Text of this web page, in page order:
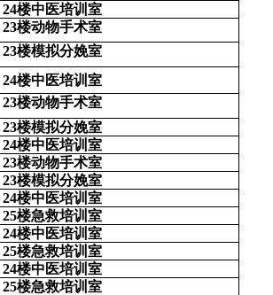
24楼中医培训室
23楼动物手术室
23楼模拟分娩室
24楼中医培训室
23楼动物手术室
23楼模拟分娩室
24楼中医培训室
23楼动物手术室
23楼模拟分娩室
24楼中医培训室
25楼急救培训室
24楼中医培训室
25楼急救培训室
24楼中医培训室
25楼急救培训室